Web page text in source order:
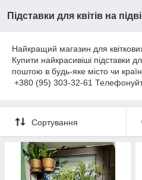
Підставки для квітів на
Найкращий магазин для
Купити найкрасивіші підставки
поштою в будь-яке місто чи
+380 (95) 303-32-61
Сортування